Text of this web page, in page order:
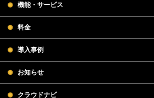
機能・サービス
料金
導入事例
お知らせ
クラウドナビ